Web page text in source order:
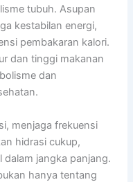
tubuh. Asupan
kestabilan energi,
pembakaran kalori.
dan tinggi makanan
dan
menjaga frekuensi
hidrasi cukup,
jangka panjang.
hanya tentang